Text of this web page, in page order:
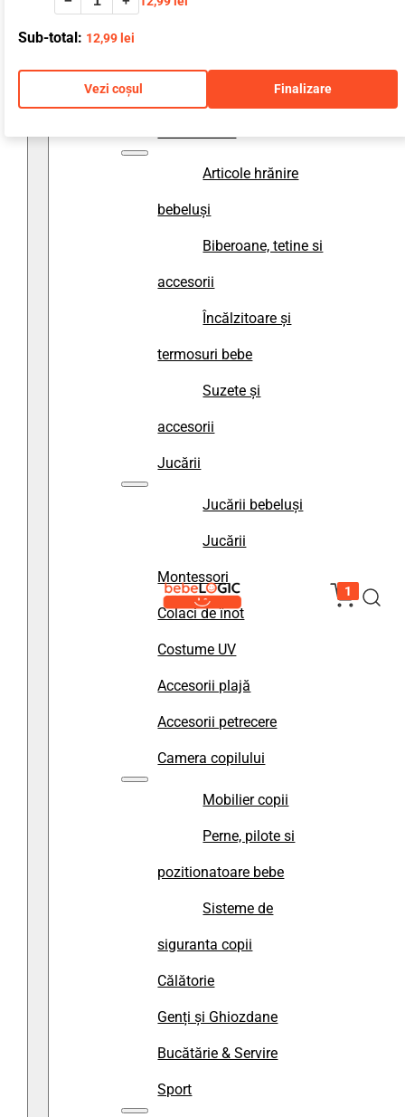
Articole hrănire
bebeluși
Biberoane, tetine si
accesorii
Încălzitoare și
termosuri bebe
Suzete și
accesorii
Jucării
Jucării bebeluși
Jucării
Montessori
Colaci de înot
Costume UV
Accesorii plajă
Accesorii petrecere
Camera copilului
Mobilier copii
Perne, pilote si
pozitionatoare bebe
Sisteme de
siguranta copii
Călătorie
Genți și Ghiozdane
Bucătărie & Servire
Sport
1
Sub-total: 12,99 lei
Vezi coșul Finalizare